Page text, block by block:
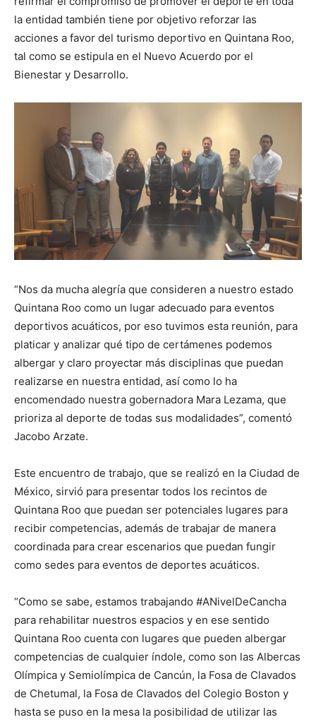
la entidad también tiene por objetivo reforzar las
acciones a favor del turismo deportivo en Quintana Roo,
tal como se estipula en el Nuevo Acuerdo por el
Bienestar y Desarrollo.
“Nos da mucha alegría que consideren a nuestro estado
Quintana Roo como un lugar adecuado para eventos
deportivos acuáticos, por eso tuvimos esta reunión, para
platicar y analizar qué tipo de certámenes podemos
albergar y claro proyectar más disciplinas que puedan
realizarse en nuestra entidad, así como lo ha
encomendado nuestra gobernadora Mara Lezama, que
prioriza al deporte de todas sus modalidades”, comentó
Jacobo Arzate.
Este encuentro de trabajo, que se realizó en la Ciudad de
México, sirvió para presentar todos los recintos de
Quintana Roo que puedan ser potenciales lugares para
recibir competencias, además de trabajar de manera
coordinada para crear escenarios que puedan fungir
como sedes para eventos de deportes acuáticos.
“Como se sabe, estamos trabajando #ANivelDeCancha
para rehabilitar nuestros espacios y en ese sentido
Quintana Roo cuenta con lugares que pueden albergar
competencias de cualquier índole, como son las Albercas
Olímpica y Semiolímpica de Cancún, la Fosa de Clavados
de Chetumal, la Fosa de Clavados del Colegio Boston y
hasta se puso en la mesa la posibilidad de utilizar las